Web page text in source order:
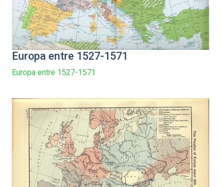
Europa entre 1527-1571
Europa entre 1527-1571